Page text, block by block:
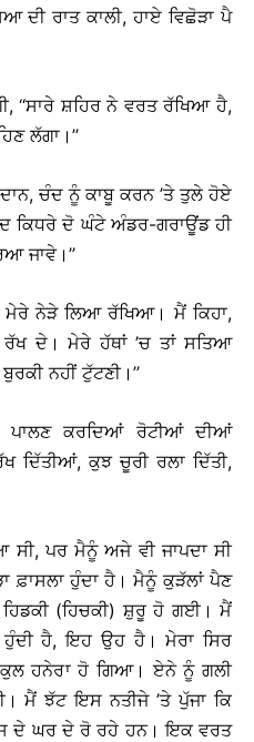
ਦੀ ਰਾਤ ਕਾਲੀ, ਹਾਏ ਵਿਛੋੜਾ ਪੈ
ਸ਼ਹਿਰ ਨੇ ਵਰਤ ਰੱਖਿਆ ਹੈ,
ਲੱਗਾ।’’
ਚੰਦ ਨੂੰ ਕਾਬੂ ਕਰਨ ’ਤੇ ਤੁਲੇ ਹੋਏ
ਕਿਧਰੇ ਦੋ ਘੰਟੇ ਅੰਡਰ-ਗਰਾਊਂਡ ਹੀ
ਜਾਵੇ।’’
ਨੇੜੇ ਲਿਆ ਰੱਖਿਆ। ਮੈਂ ਕਿਹਾ,
ਦੇ। ਮੇਰੇ ਹੱਥਾਂ ’ਚ ਤਾਂ ਸਤਿਆ
ਨਹੀਂ ਟੁੱਟਣੀ।’’
ਪਾਲਣ ਕਰਦਿਆਂ ਰੋਟੀਆਂ ਦੀਆਂ
ਦਿੱਤੀਆਂ, ਕੁਝ ਚੂਰੀ ਰਲਾ ਦਿੱਤੀ,
ਸੀ, ਪਰ ਮੈਨੂੰ ਅਜੇ ਵੀ ਜਾਪਦਾ ਸੀ
ਫ਼ਾਸਲਾ ਹੁੰਦਾ ਹੈ। ਮੈਨੂੰ ਕੁੜੱਲਾਂ ਪੈਣ
(ਹਿਚਕੀ) ਸ਼ੁਰੂ ਹੋ ਗਈ। ਮੈਂ
ਹੈ, ਇਹ ਉਹ ਹੈ। ਮੇਰਾ ਸਿਰ
ਹਨੇਰਾ ਹੋ ਗਿਆ। ਏਨੇ ਨੂੰ ਗਲੀ
ਮੈਂ ਝੱਟ ਇਸ ਨਤੀਜੇ ’ਤੇ ਪੁੱਜਾ ਕਿ
ਦੇ ਘਰ ਦੇ ਰੋ ਰਹੇ ਹਨ। ਇਕ ਵਰਤ